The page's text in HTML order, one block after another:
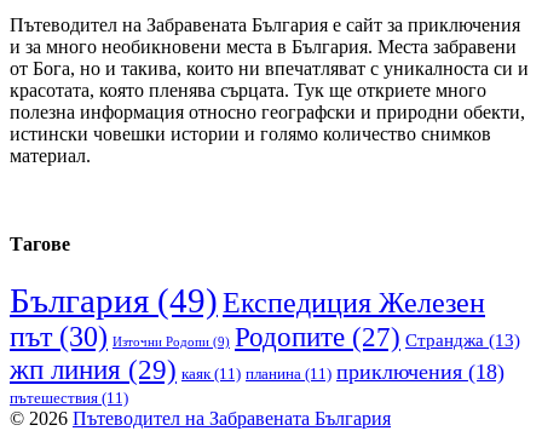
Пътеводител на Забравената България е сайт за приключения
и за много необикновени места в България. Места забравени
от Бога, но и такива, които ни впечатляват с уникалноста си и
красотата, която пленява сърцата. Тук ще откриете много
полезна информация относно географски и природни обекти,
истински човешки истории и голямо количество снимков
материал.
Тагове
България (49)Експедиция Железен
път(30) Източни Родопи (9) Родопите (27) Странджа (13)
жп линия (29) каяк(11) планина (11) приключения (18)
пътешествия (11)
© 2026 Пътеводител на Забравената България